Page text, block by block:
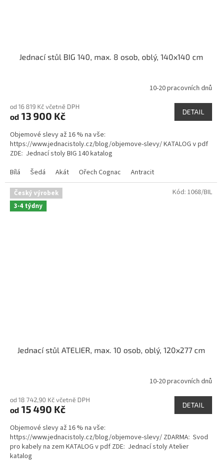
Jednací stůl BIG 140, max. 8 osob, oblý, 140x140 cm
10-20 pracovních dnů
od 16 819 Kč včetně DPH
od 13 900 Kč DETAIL
Objemové slevy až 16 % na vše:
https://www.jednacistoly.cz/blog/objemove-slevy/ KATALOG v pdf
ZDE: Jednací stoly BIG 140 katalog
Bílá
Šedá Akát Ořech Cognac Antracit
Český výrobek
3-4 týdny
Jednací stůl ATELIER, max. 10 osob, oblý, 120x277 cm
produktu
je
z
5
hvězdiček.
10-20 pracovních dnů
od 18 742,90 Kč včetně DPH
od 15 490 Kč DETAIL
Objemové slevy až 16 % na vše:
https://www.jednacistoly.cz/blog/objemove-slevy/ ZDARMA: Svod
pro kabely na zem KATALOG v pdf ZDE: Jednací stoly Atelier
katalog
Kód: 1068/BIL